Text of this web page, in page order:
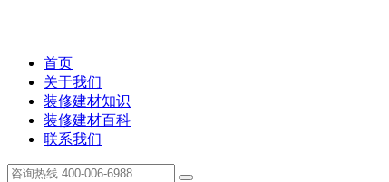
首页
关于我们
装修建材知识
装修建材百科
联系我们